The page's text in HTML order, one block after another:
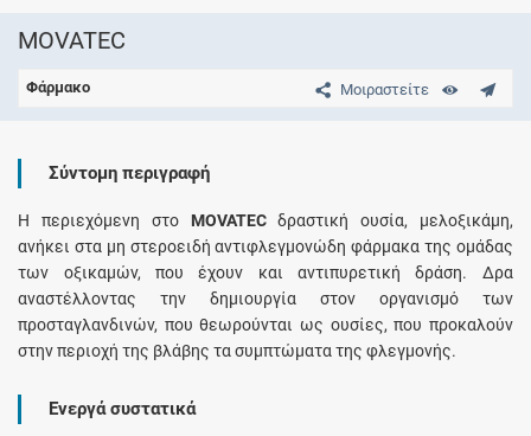
MOVATEC
Μοιραστείτε
Φάρμακο
Σύντομη περιγραφή
Η περιεχόμενη στο MOVATECδραστική ουσία, μελοξικάμη,
ανήκει στα μη στεροειδή αντιφλεγμονώδη φάρμακα της ομάδας
των οξικαμών, που έχουν και αντιπυρετική δράση. Δρα
αναστέλλοντας την δημιουργία στον οργανισμό των
προσταγλανδινών, που θεωρούνται ως ουσίες, που προκαλούν
στην περιοχή της βλάβης τα συμπτώματα της φλεγμονής.
Ενεργά συστατικά